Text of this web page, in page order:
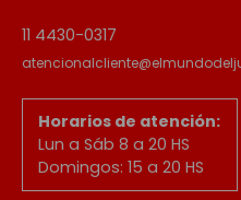
11 4430-0317
Horarios de atención:
Lun a Sáb 8 a 20 HS
Domingos: 15 a 20 HS